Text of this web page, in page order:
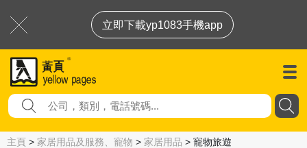
立即下載yp1083手機app
主頁 > 家居用品及服務、寵物 > 家居用品 > 寵物旅遊